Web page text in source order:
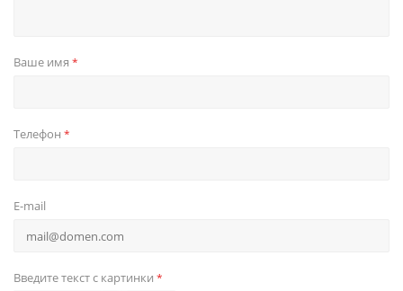
Ваше имя *
Телефон *
E-mail
Введите текст с картинки *